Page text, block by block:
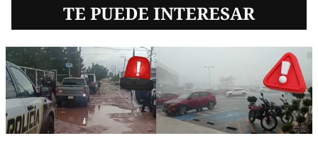
TE PUEDE INTERESAR